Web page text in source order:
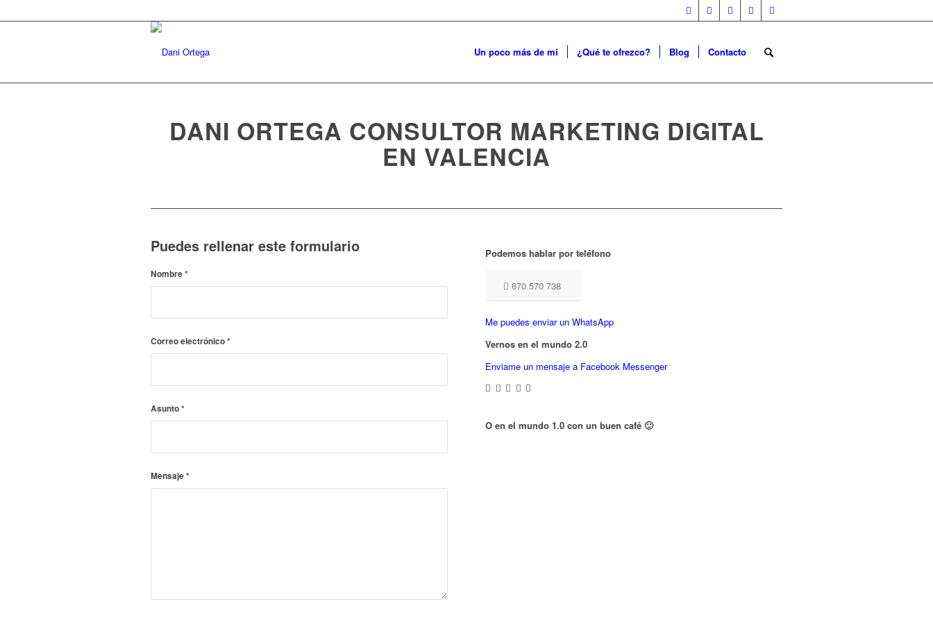
Un poco más de mi ¿Qué te ofrezco? Blog Contacto
DANI ORTEGA CONSULTOR MARKETING DIGITAL
EN VALENCIA
Puedes rellenar este formulario
Nombre*
Correo electrónico*
Asunto*
Mensaje*
Podemos hablar por teléfono
670 570 738
Me puedes enviar un WhatsApp
Vernos en el mundo 2.0
Enviame un mensaje a Facebook Messenger
O en el mundo 1.0 con un buen café 🙂